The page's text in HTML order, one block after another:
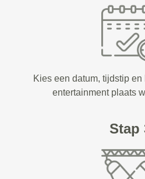
Kies een datum, tijdstip
entertainment plaats
Stap